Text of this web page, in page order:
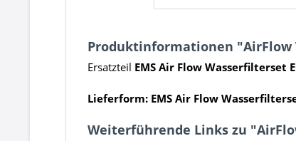
Produktinformationen "AirFlow
Ersatzteil EMS Air Flow Wasserfilterset
Lieferform: EMS Air Flow
Weiterführende Links zu